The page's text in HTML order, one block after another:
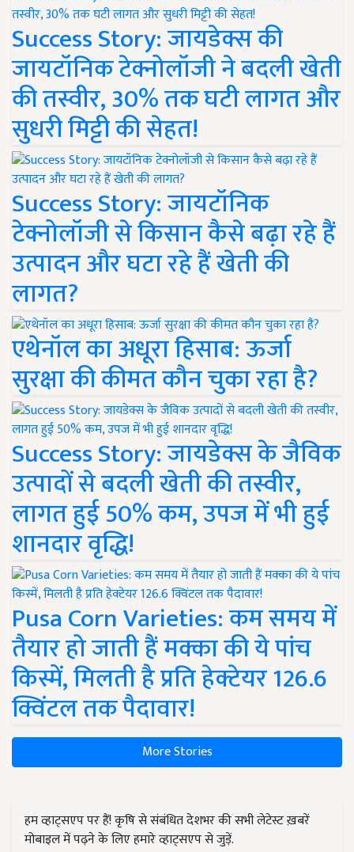
Success Story: जायडेक्स की
जायटॉनिक टेक्नोलॉजी ने बदली खेती
की तस्वीर, 30% तक घटी लागत और
सुधरी मिट्टी की सेहत!
Success Story: जायटॉनिक
टेक्नोलॉजी से किसान कैसे बढ़ा रहे हैं
उत्पादन और घटा रहे हैं खेती की
लागत?
एथेनॉल का अधूरा हिसाब: ऊर्जा
सुरक्षा की कीमत कौन चुका रहा है?
Success Story: जायडेक्स के जैविक
उत्पादों से बदली खेती की तस्वीर,
लागत हुई 50% कम, उपज में भी हुई
शानदार वृद्धि!
Pusa Corn Varieties: कम समय में
तैयार हो जाती हैं मक्का की ये पांच
किस्में, मिलती है प्रति हेक्टेयर 126.6
क्विंटल तक पैदावार!
More Stories
हम व्हाट्सएप पर हैं! कृषि से संबंधित देशभर की सभी लेटेस्ट ख़बरें
मोबाइल में पढ़ने के लिए हमारे व्हाट्सएप से जुड़ें.